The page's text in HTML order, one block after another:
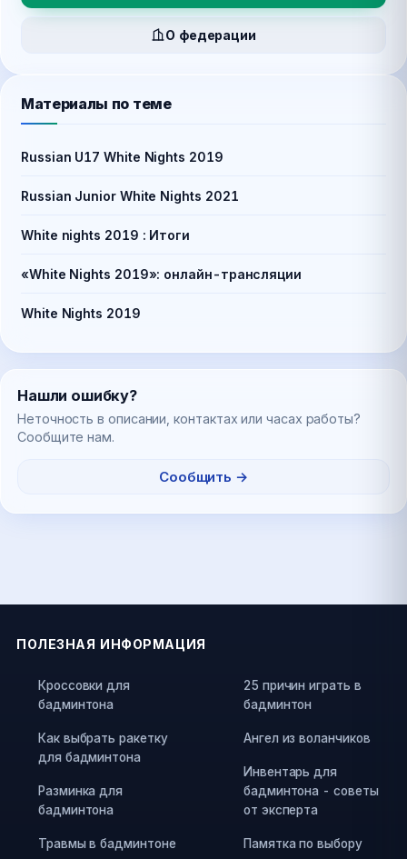
О федерации
Материалы по теме
Russian U17 White Nights 2019
Russian Junior White Nights 2021
White nights 2019 : Итоги
«White Nights 2019»: онлайн-трансляции
White Nights 2019
Нашли ошибку?
Неточность в описании, контактах или часах работы?
Сообщите нам.
Сообщить →
ПОЛЕЗНАЯ ИНФОРМАЦИЯ
Кроссовки для
бадминтона
Как выбрать ракетку
для бадминтона
Разминка для
бадминтона
Травмы в бадминтоне
25 причин играть в
бадминтон
Ангел из воланчиков
Инвентарь для
бадминтона - советы
от эксперта
Памятка по выбору